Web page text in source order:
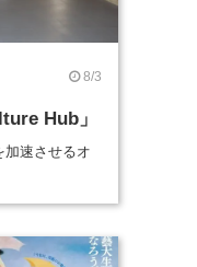
8/3
Hub」
加速させるオ